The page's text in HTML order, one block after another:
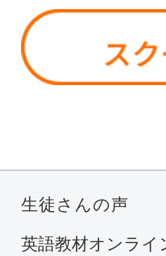
生徒さんの声
英語教材オンライ